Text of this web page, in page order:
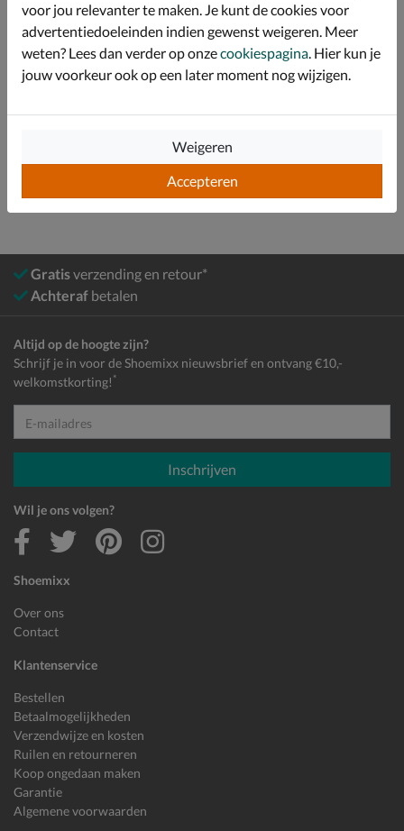
Over Skechers
Bekijk meer
Klittenbandschoenen
Gratisverzending en retour*
Achteraf betalen
Shoemixx
Over ons
Contact
Klantenservice
Bestellen
Betaalmogelijkheden
Verzendwijze en kosten
Ruilen en retourneren
Koop ongedaan maken
Garantie
Algemene voorwaarden
Altijd op de hoogte zijn?
Schrijf je in voor de Shoemixx nieuwsbrief en ontvang €10,-
welkomstkorting! *
E-mailadres
Inschrijven
Wil je ons volgen?
voor jou relevanter te maken. Je kunt de cookies voor
advertentiedoeleinden indien gewenst weigeren. Meer
weten? Lees dan verder op onzecookiespagina. Hier kun je
jouw voorkeur ook op een later moment nog wijzigen.
Accepteren
Weigeren